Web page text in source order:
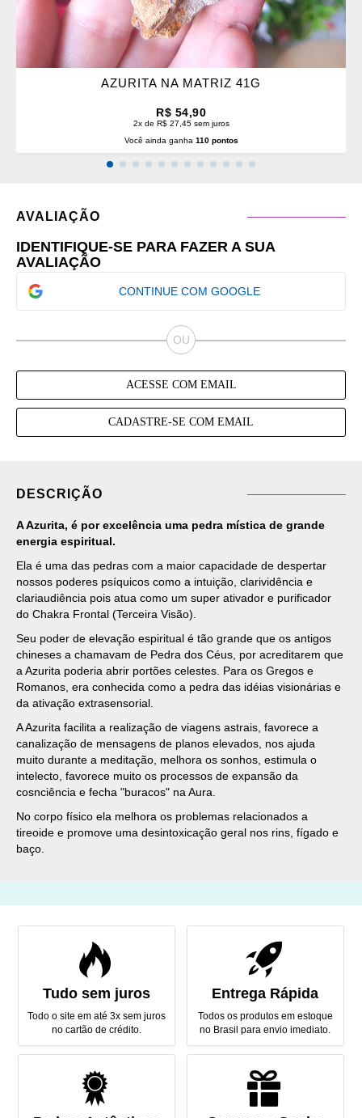
AZURITA NA MATRIZ 41G
R$ 54,90
2x de R$ 27,45 sem juros
Você ainda ganha 110 pontos
AVALIAÇÃO
IDENTIFIQUE-SE PARA FAZER A SUA
AVALIAÇÃO
CONTINUE COM GOOGLE
ACESSE COM EMAIL
CADASTRE-SE COM EMAIL
DESCRIÇÃO
A Azurita, é por excelência uma pedra mística de grande
energia espiritual.
Ela é uma das pedras com a maior capacidade de despertar
nossos poderes psíquicos como a intuição, clarividência e
clariaudiência pois atua como um super ativador e purificador
do Chakra Frontal (Terceira Visão).
Seu poder de elevação espiritual é tão grande que os antigos
chineses a chamavam de Pedra dos Céus, por acreditarem que
a Azurita poderia abrir portões celestes. Para os Gregos e
Romanos, era conhecida como a pedra das idéias visionárias e
da ativação extrasensorial.
A Azurita facilita a realização de viagens astrais, favorece a
canalização de mensagens de planos elevados, nos ajuda
muito durante a meditação, melhora os sonhos, estimula o
intelecto, favorece muito os processos de expansão da
cosnciência e fecha "buracos" na Aura.
No corpo físico ela melhora os problemas relacionados a
tireoide e promove uma desintoxicação geral nos rins, fígado e
baço.
Tudo sem juros
Todo o site em até 3x sem juros
no cartão de crédito.
Entrega Rápida
Todos os produtos em estoque
no Brasil para envio imediato.